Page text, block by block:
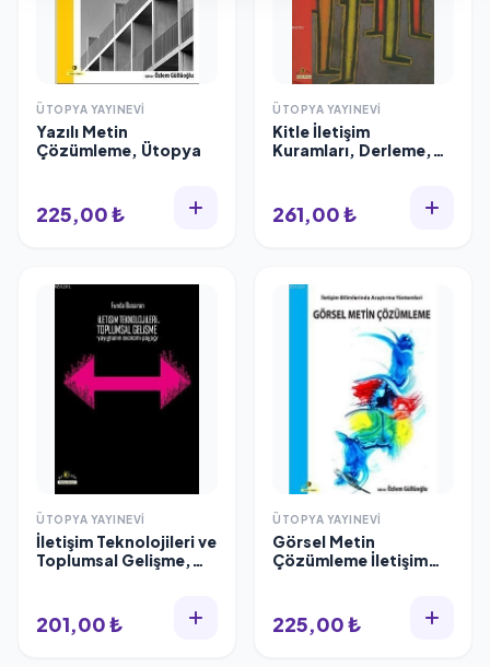
ÜTOPYA YAYINEVI
Yazılı Metin
Çözümleme, Ütopya
225,00 ₺
ÜTOPYA YAYINEVI
Kitle İletişim
Kuramları, Derleme,
261,00 ₺
ÜTOPYA YAYINEVI
İletişim Teknolojileri ve
Toplumsal Gelişme,
201,00 ₺
ÜTOPYA YAYINEVI
Görsel Metin
Çözümleme İletişim
225,00 ₺